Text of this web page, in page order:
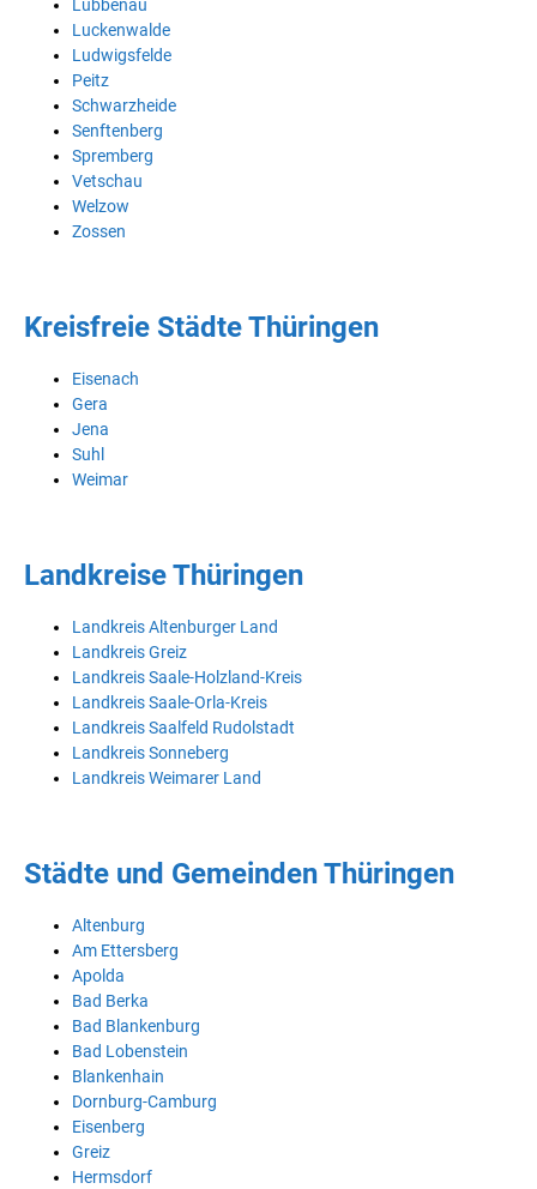
Lübbenau
Luckenwalde
Ludwigsfelde
Peitz
Schwarzheide
Senftenberg
Spremberg
Vetschau
Welzow
Zossen
Kreisfreie Städte Thüringen
Eisenach
Gera
Jena
Suhl
Weimar
Landkreise Thüringen
Landkreis Altenburger Land
Landkreis Greiz
Landkreis Saale-Holzland-Kreis
Landkreis Saale-Orla-Kreis
Landkreis Saalfeld Rudolstadt
Landkreis Sonneberg
Landkreis Weimarer Land
Städte und Gemeinden Thüringen
Altenburg
Am Ettersberg
Apolda
Bad Berka
Bad Blankenburg
Bad Lobenstein
Blankenhain
Dornburg-Camburg
Eisenberg
Greiz
Hermsdorf